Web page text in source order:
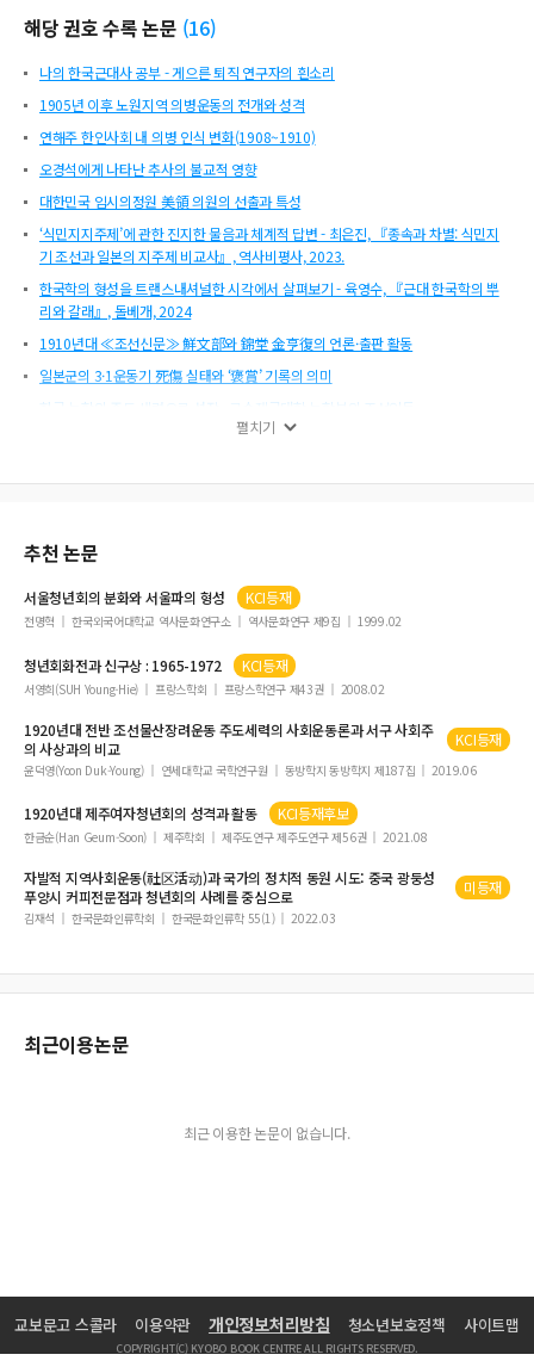
_____, ｢判決文｣, 1936.12.28.
_____, ≪思想彙報≫ 8, 1936.
陸軍軍法會議, ｢判決文｣, 1949.8.5.
󰡔身分帳指紋原紙󰡕.
󰡔受刑人名簿󰡕.
󰡔執行原簿󰡕.
󰡔刑事事件簿󰡕.
󰡔刑事控訴事件簿󰡕.
󰡔上訴結果簿󰡕.
󰡔日政時被徵用者名簿(2): 全羅南道󰡕.
국가보훈부, ｢독립유공자 공훈록｣.
강만길·성대경, 󰡔한국사회주의운동인명사전󰡕, 창작과비평사, 1996.
구림지편찬위원회, 󰡔호남명촌 구림󰡕, 리북, 2006.
김창민, ｢영보의 친족조직과 친족집단간 관계｣, ≪지방사와 지방문화
1981.
사, 1989.
독립운동사편찬위원회, 󰡔독립운동사자료집󰡕 14, 독립유공자사업기금
박이준, ｢1930년대 영암지방 적색농민조합운동의 성격｣, ≪한국근현
대사연구≫ 18, 2001.
박찬승, 󰡔마을로 간 한국전쟁󰡕, 돌베개, 2010.
양동주 편, 󰡔광주학생독립운동사󰡕, 호남출판사, 1956.
영암군·영암학회, 󰡔일제 강점기 영암군 현황 및 독립 운동사󰡕, 한국학
영암군지편찬위원회, 󰡔영암군지󰡕 상·하, 1998.
이영현 외 번역·감수, 󰡔(1953년) 영암군 향토사󰡕, 영암군·영암문화원,
2022.
전국지방의원명감편찬회, 󰡔전국지방의원명감󰡕, 남광문화사, 1953.
≫ 3, 2008.
해당 권호 수록 논문 (16)
나의 한국근대사 공부 - 게으른 퇴직 연구자의 흰소리
1905년 이후 노원지역 의병운동의 전개와 성격
연해주 한인사회 내 의병 인식 변화(1908~1910)
오경석에게 나타난 추사의 불교적 영향
대한민국 임시의정원 美領 의원의 선출과 특성
‘식민지지주제’에 관한 진지한 물음과 체계적 답변 - 최은진, 『종속과 차별: 식민지
기 조선과 일본의 지주제 비교사』, 역사비평사, 2023.
한국학의 형성을 트랜스내셔널한 시각에서 살펴보기 - 육영수, 『근대 한국학의 뿌
리와 갈래』, 돌베개, 2024
1910년대 ≪조선신문≫ 鮮文部와 錦堂 金亨復의 언론·출판 활동
일본군의 3·1운동기 死傷 실태와 ‘褒賞’ 기록의 의미
한국 농학의 주도 세력으로 성장 - 규슈제국대학 농학부의 조선인들
조선의용대 신편 전방지대의 중일전장 배치와 공작구역 변동
1930년대 전남 영암군의 영보정 사건과 지역사회
중국 국민정부의 중경 시기 대한민국 임시정부 승인 연구
펼치기
추천 논문
서울청년회의 분화와 서울파의 형성 KCI등재
전명혁 한국외국어대학교 역사문화연구소 역사문화연구 제9집 1999.02
청년회화전과 신구상 : 1965-1972 KCI등재
서영희(SUH Young-Hie) 프랑스학회 프랑스학연구 제43권 2008.02
1920년대 전반 조선물산장려운동 주도세력의 사회운동론과 서구 사회주
의 사상과의 비교
KCI등재
윤덕영(Yoon Duk-Young) 연세대학교 국학연구원 동방학지 동방학지 제187집 2019.06
1920년대 제주여자청년회의 성격과 활동 KCI등재후보
한금순(Han Geum-Soon) 제주학회 제주도연구 제주도연구 제56권 2021.08
자발적 지역사회운동(社区活动)과 국가의 정치적 동원 시도: 중국 광둥성
푸양시 커피전문점과청년회의 사례를 중심으로 미등재
김재석 한국문화인류학회 한국문화인류학 55(1) 2022.03
최근이용논문
최근 이용한 논문이 없습니다.
교보문고 스콜라 이용약관 개인정보처리방침 청소년보호정책 사이트맵
COPYRIGHT(C) KYOBO BOOK CENTRE ALL RIGHTS RESERVED.